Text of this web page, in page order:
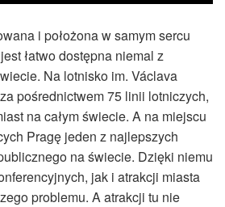
i położona w samym sercu
łatwo dostępna niemal z
Na lotnisko im. Václava
pośrednictwem 75 linii lotniczych,
na całym świecie. A na miejscu
Pragę jeden z najlepszych
na świecie. Dzięki niemu
jak i atrakcji miasta
problemu. A atrakcji tu nie